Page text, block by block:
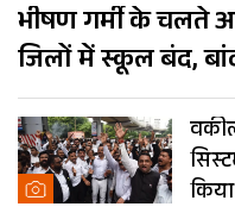
भीषण गर्मी के चलते
जिलों में स्कूल बंद,
गर्म शहर